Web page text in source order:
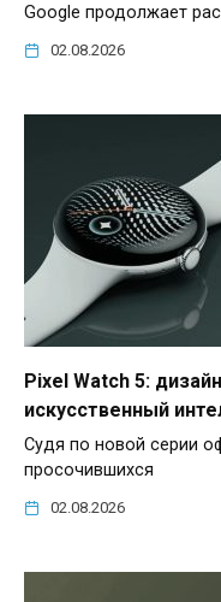
Google продолжает
02.08.2026
Pixel Watch 5:
искусственный
Судя по новой серии
просочившихся
02.08.2026